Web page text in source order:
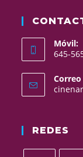
Móvil:
645-
REDES